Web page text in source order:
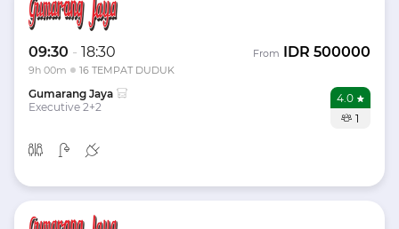
09:30 - 18:30
9h 00m 16 TEMPAT DUDUK
From IDR 500000
Gumarang Jaya
Executive 2+2
4.0
1